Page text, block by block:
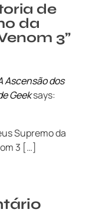
de
da
3”
Ascensão dos
Geeksays:
Supremo da
3 […]